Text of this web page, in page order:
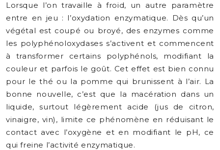
Lorsque l’on travaille à froid, un autre paramètre
entre en jeu : l’oxydation enzymatique. Dès qu’un
végétal est coupé ou broyé, des enzymes comme
les polyphénoloxydases s’activent et commencent
à transformer certains polyphénols, modifiant la
couleur et parfois le goût. Cet effet est bien connu
pour le thé ou la pomme qui brunissent à l’air. La
bonne nouvelle, c’est que la macération dans un
liquide, surtout légèrement acide (jus de citron,
vinaigre, vin), limite ce phénomène en réduisant le
contact avec l’oxygène et en modifiant le pH, ce
qui freine l’activité enzymatique.